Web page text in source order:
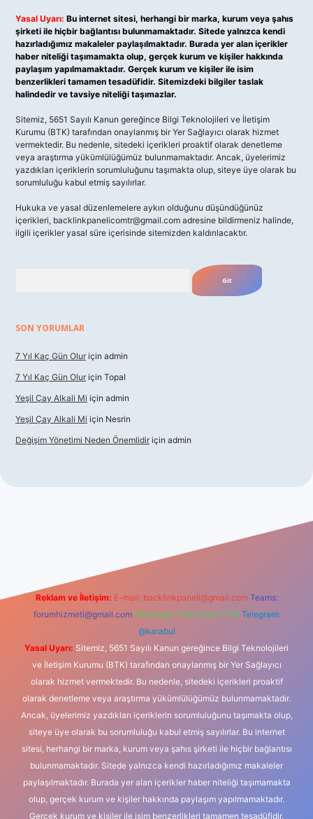
Yasal Uyarı: Bu internet sitesi, herhangi bir marka, kurum veya şahıs
şirketi ile hiçbir bağlantısı bulunmamaktadır. Sitede yalnızca kendi
hazırladığımız makaleler paylaşılmaktadır. Burada yer alan içerikler
haber niteliği taşımamakta olup, gerçek kurum ve kişiler hakkında
paylaşım yapılmamaktadır. Gerçek kurum ve kişiler ile isim
benzerlikleri tamamen tesadüfidir. Sitemizdeki bilgiler taslak
halindedir ve tavsiye niteliği taşımazlar.
Sitemiz, 5651 Sayılı Kanun gereğince Bilgi Teknolojileri ve İletişim
Kurumu (BTK) tarafından onaylanmış bir Yer Sağlayıcı olarak hizmet
vermektedir. Bu nedenle, sitedeki içerikleri proaktif olarak denetleme
veya araştırma yükümlülüğümüz bulunmamaktadır. Ancak, üyelerimiz
yazdıkları içeriklerin sorumluluğunu taşımakta olup, siteye üye olarak bu
sorumluluğu kabul etmiş sayılırlar.
Hukuka ve yasal düzenlemelere aykırı olduğunu düşündüğünüz
içerikleri, backlinkpanelicomtr@gmail.com adresine bildirmeniz halinde,
ilgili içerikler yasal süre içerisinde sitemizden kaldırılacaktır.
SON YORUMLAR
7 Yıl Kaç Gün Olur için admin
7 Yıl Kaç Gün Olur için Topal
Yeşil Çay Alkali Mi için admin
Yeşil Çay Alkali Mi için Nesrin
Değişim Yönetimi Neden Önemlidir için admin
Reklam ve İletişim: E-mail: backlinkpaneli@gmail.com Teams:
forumhizmeti@gmail.com Whatsapp: 0262 606 0 726 Telegram:
@karabul
Yasal Uyarı: Sitemiz, 5651 Sayılı Kanun gereğince Bilgi Teknolojileri
ve İletişim Kurumu (BTK) tarafından onaylanmış bir Yer Sağlayıcı
olarak hizmet vermektedir. Bu nedenle, sitedeki içerikleri proaktif
olarak denetleme veya araştırma yükümlülüğümüz bulunmamaktadır.
Ancak, üyelerimiz yazdıkları içeriklerin sorumluluğunu taşımakta olup,
siteye üye olarak bu sorumluluğu kabul etmiş sayılırlar. Bu internet
sitesi, herhangi bir marka, kurum veya şahıs şirketi ile hiçbir bağlantısı
bulunmamaktadır. Sitede yalnızca kendi hazırladığımız makaleler
paylaşılmaktadır. Burada yer alan içerikler haber niteliği taşımamakta
olup, gerçek kurum ve kişiler hakkında paylaşım yapılmamaktadır.
Gerçek kurum ve kişiler ile isim benzerlikleri tamamen tesadüfidir.